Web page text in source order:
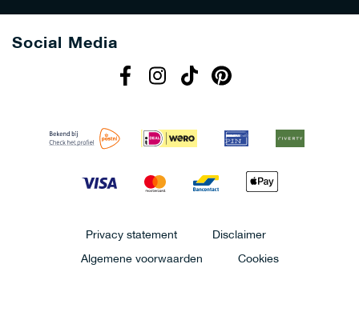
Social Media
Privacy statement
Disclaimer
Algemene voorwaarden
Cookies